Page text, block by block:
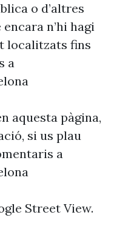
o d’altres
n’hi hagi
localitzats fins
a
aquesta pàgina,
si us plau
a
Street View.